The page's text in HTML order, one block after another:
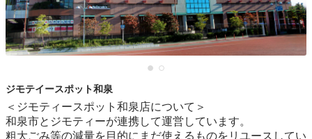
ジモテイースポット和泉
＜ジモティースポット和泉店について＞
和泉市とジモティーが連携して運営しています。
粗⼤ごみ等の減量を⽬的にまだ使えるものをリユースしてい